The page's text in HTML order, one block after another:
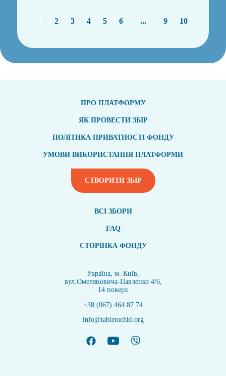
2 3 4 5 6 ... 9 10
ПРО ПЛАТФОРМУ
ЯК ПРОВЕСТИ ЗБІР
ПОЛІТИКА ПРИВАТНОСТІ ФОНДУ
УМОВИ ВИКОРИСТАННЯ ПЛАТФОРМИ
СТВОРИТИ ЗБІР
ВСI ЗБОРИ
FAQ
СТОРІНКА ФОНДУ
Україна, м. Київ,
вул.Омеляновича-Павленко 4/6,
14 поверх
+38 (067) 464 87 74
info@tabletochki.org